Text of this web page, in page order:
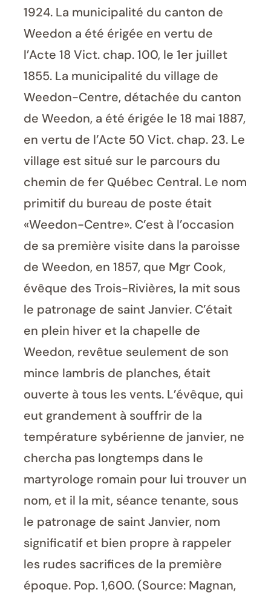
1924. La municipalité du canton de
Weedon a été érigée en vertu de
l’Acte 18 Vict. chap. 100, le 1er juillet
1855. La municipalité du village de
Weedon-Centre, détachée du canton
de Weedon, a été érigée le 18 mai 1887,
en vertu de l’Acte 50 Vict. chap. 23. Le
village est situé sur le parcours du
chemin de fer Québec Central. Le nom
primitif du bureau de poste était
«Weedon-Centre». C’est à l’occasion
de sa première visite dans la paroisse
de Weedon, en 1857, que Mgr Cook,
évêque des Trois-Rivières, la mit sous
le patronage de saint Janvier. C’était
en plein hiver et la chapelle de
Weedon, revêtue seulement de son
mince lambris de planches, était
ouverte à tous les vents. L’évêque, qui
eut grandement à souffrir de la
température sybérienne de janvier, ne
chercha pas longtemps dans le
martyrologe romain pour lui trouver un
nom, et il la mit, séance tenante, sous
le patronage de saint Janvier, nom
significatif et bien propre à rappeler
les rudes sacrifices de la première
époque. Pop. 1,600. (Source: Magnan,